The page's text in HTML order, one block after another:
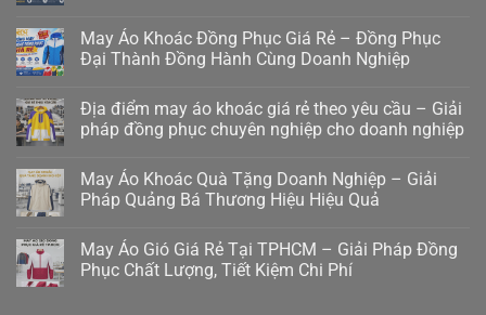
May Áo Khoác Đồng Phục Giá Rẻ – Đồng Phục
Đại Thành Đồng Hành Cùng Doanh Nghiệp
Địa điểm may áo khoác giá rẻ theo yêu cầu – Giải
pháp đồng phục chuyên nghiệp cho doanh nghiệp
May Áo Khoác Quà Tặng Doanh Nghiệp – Giải
Pháp Quảng Bá Thương Hiệu Hiệu Quả
May Áo Gió Giá Rẻ Tại TPHCM – Giải Pháp Đồng
Phục Chất Lượng, Tiết Kiệm Chi Phí